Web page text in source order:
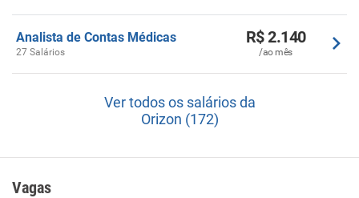
Analista de Contas Médicas
27 Salários
R$ 2.140
/ao mês
Ver todos os salários da
Orizon (172)
Vagas